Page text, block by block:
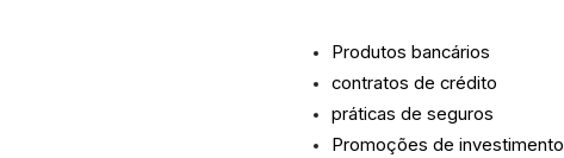
Produtos bancários
contratos de crédito
práticas de seguros
Promoções de investimento